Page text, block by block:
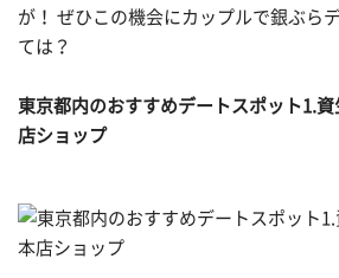
が！ ぜひこの機会にカップルで銀ぶら
ては？
東京都内のおすすめデートスポット1.
店ショップ